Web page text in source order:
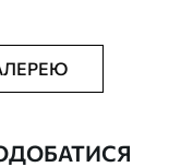
покриття.